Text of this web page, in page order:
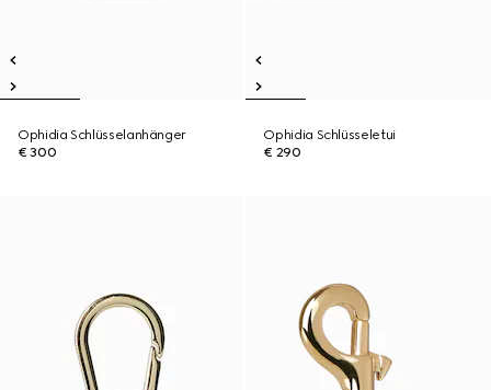
Ophidia Schlüsselanhänger
€ 300
Ophidia Schlüsseletui
€ 290